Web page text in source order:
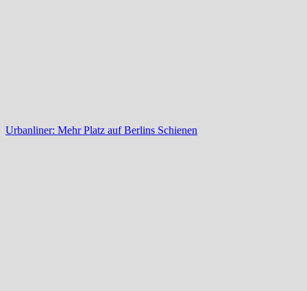
Urbanliner: Mehr Platz auf Berlins Schienen